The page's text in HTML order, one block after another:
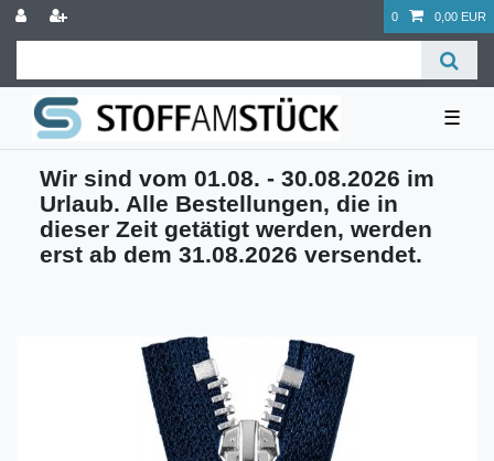
0 0,00 EUR
☰
Wir sind vom 01.08. - 30.08.2026 im
Urlaub. Alle Bestellungen, die in
dieser Zeit getätigt werden, werden
erst ab dem 31.08.2026 versendet.